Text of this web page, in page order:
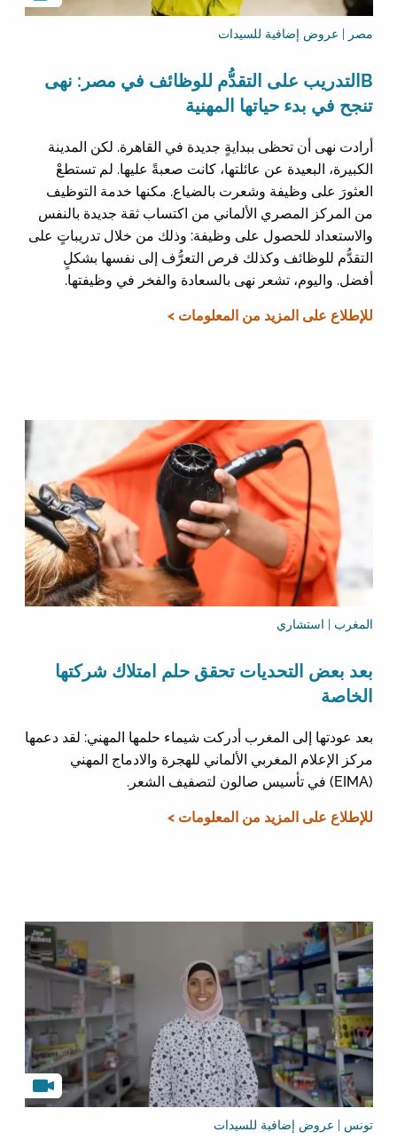
مصر | عروض إضافية للسيدات
Bالتدريب على التقدُّم للوظائف في مصر: نهى
تنجح في بدء حياتها المهنية
أرادت نهى أن تحظى ببدايةٍ جديدة في القاهرة. لكن المدينة
الكبيرة، البعيدة عن عائلتها، كانت صعبةً عليها. لم تستطعْ
العثورَ على وظيفة وشعرت بالضياع. مكنها خدمة التوظيف
من المركز المصري الألماني من اكتساب ثقة جديدة بالنفس
والاستعداد للحصول على وظيفة: وذلك من خلال تدريباتٍ على
التقدُّم للوظائف وكذلك فرص التعرُّف إلى نفسها بشكلٍ
أفضل. واليوم، تشعر نهى بالسعادة والفخر في وظيفتها.
للإطلاع على المزيد من المعلومات >
المغرب | استشاري
بعد بعض التحديات تحقق حلم امتلاك شركتها
الخاصة
بعد عودتها إلى المغرب أدركت شيماء حلمها المهني: لقد دعمها
مركز الإعلام المغربي الألماني للهجرة والادماج المهني
(EIMA) في تأسيس صالون لتصفيف الشعر.
للإطلاع على المزيد من المعلومات >
تونس | عروض إضافية للسيدات